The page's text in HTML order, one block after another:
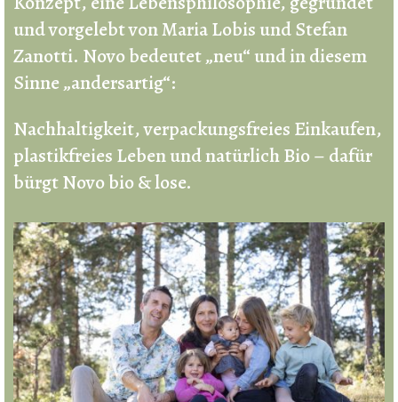
und vorgelebt von Maria Lobis und Stefan
Zanotti. Novo bedeutet „neu“ und in diesem
Sinne „andersartig“:
Nachhaltigkeit, verpackungsfreies Einkaufen,
plastikfreies Leben und natürlich Bio – dafür
bürgt Novo bio & lose.